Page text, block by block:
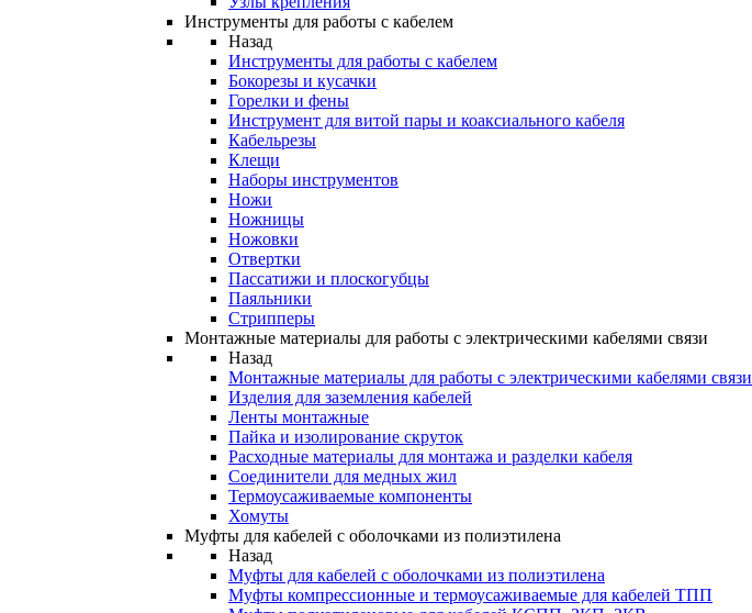
Инструменты для работы с кабелем
Назад
Инструменты для работы с кабелем
Бокорезы и кусачки
Горелки и фены
Инструмент для витой пары и коаксиального кабеля
Кабельрезы
Клещи
Наборы инструментов
Ножи
Ножницы
Ножовки
Отвертки
Пассатижи и плоскогубцы
Паяльники
Стрипперы
Монтажные материалы для работы с электрическими кабелями связи
Назад
Монтажные материалы для работы с электрическими кабелями связи
Изделия для заземления кабелей
Ленты монтажные
Пайка и изолирование скруток
Расходные материалы для монтажа и разделки кабеля
Соединители для медных жил
Термоусаживаемые компоненты
Хомуты
Муфты для кабелей с оболочками из полиэтилена
Назад
Муфты для кабелей с оболочками из полиэтилена
Муфты компрессионные и термоусаживаемые для кабелей ТПП